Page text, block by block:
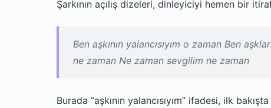
Şarkının açılış dizeleri, dinleyiciyi hemen bir
Ben aşkının yalancısıyım o zaman Ben
ne zaman Ne zaman sevgilim ne zaman
Burada “aşkının yalancısıyım” ifadesi, ilk